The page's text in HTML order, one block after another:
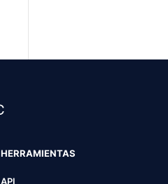
HERRAMIENTAS
API